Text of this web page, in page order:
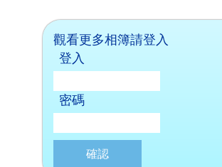
觀看更多相簿請登入
登入
密碼